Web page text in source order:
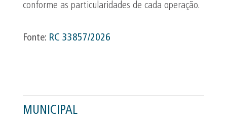
conforme as particularidades de cada operação.
Fonte: RC 33857/2026
MUNICIPAL